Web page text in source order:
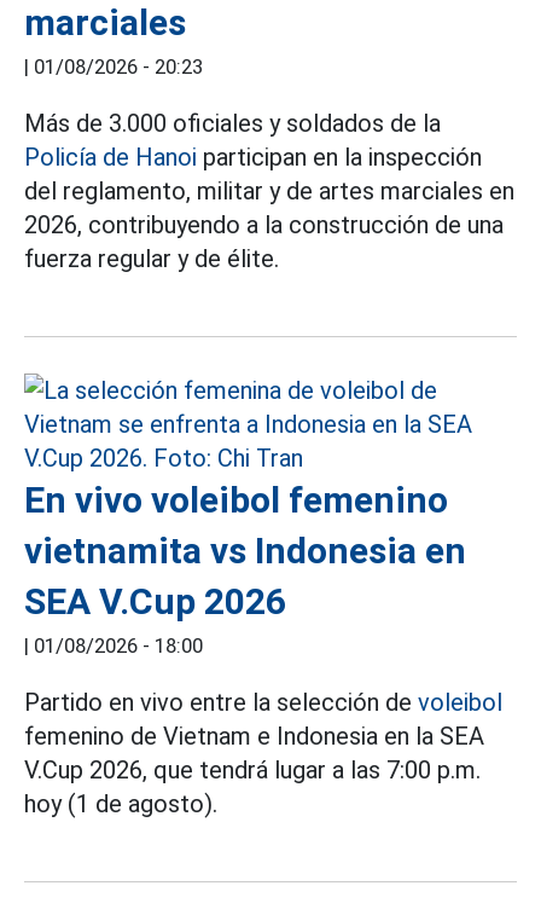
marciales
| 01/08/2026 - 20:23
Más de 3.000 oficiales y soldados de la
Policía de Hanoi participan en la inspección
del reglamento, militar y de artes marciales en
2026, contribuyendo a la construcción de una
fuerza regular y de élite.
En vivo voleibol femenino
vietnamita vs Indonesia en
SEA V.Cup 2026
| 01/08/2026 - 18:00
Partido en vivo entre la selección de voleibol
femenino de Vietnam e Indonesia en la SEA
V.Cup 2026, que tendrá lugar a las 7:00 p.m.
hoy (1 de agosto).